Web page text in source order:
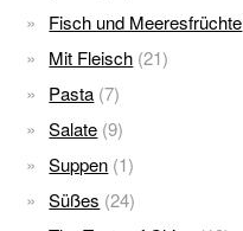
Fisch und Meeresfrüchte
Mit Fleisch (21)
Pasta (7)
Salate (9)
Suppen (1)
Süßes (24)